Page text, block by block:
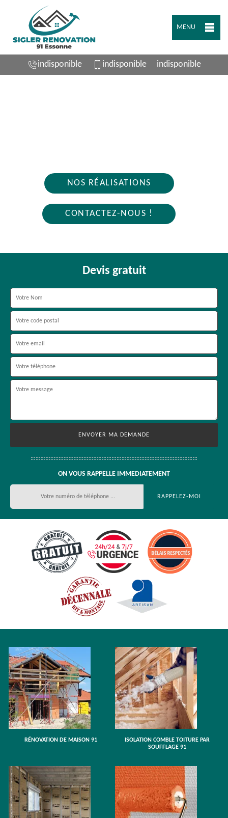
MENU
indisponible indisponible indisponible
NOS RÉALISATIONS
CONTACTEZ-NOUS !
Devis gratuit
ON VOUS RAPPELLE IMMEDIATEMENT
RÉNOVATION DE MAISON 91
ISOLATION COMBLE TOITURE PAR
SOUFFLAGE 91